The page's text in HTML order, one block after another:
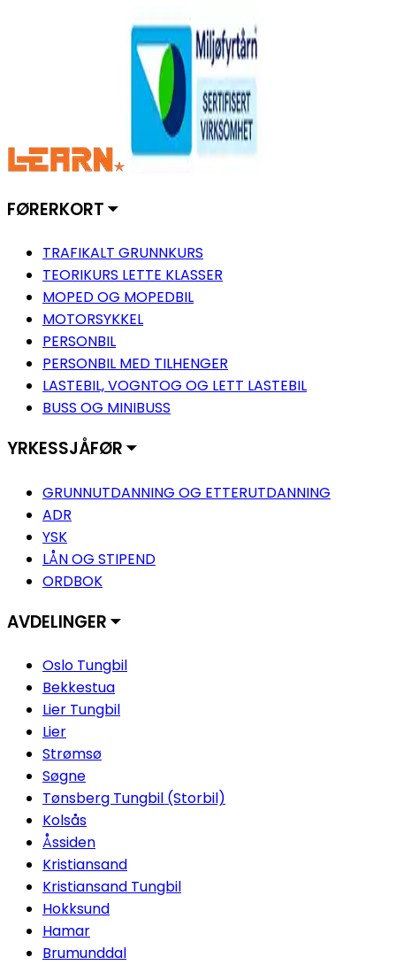
FØRERKORT ⏷
TRAFIKALT GRUNNKURS
TEORIKURS LETTE KLASSER
MOPED OG MOPEDBIL
MOTORSYKKEL
PERSONBIL
PERSONBIL MED TILHENGER
LASTEBIL, VOGNTOG OG LETT LASTEBIL
BUSS OG MINIBUSS
YRKESSJÅFØR ⏷
GRUNNUTDANNING OG ETTERUTDANNING
ADR
YSK
LÅN OG STIPEND
ORDBOK
AVDELINGER ⏷
Oslo Tungbil
Bekkestua
Lier Tungbil
Lier
Strømsø
Søgne
Tønsberg Tungbil (Storbil)
Kolsås
Åssiden
Kristiansand
Kristiansand Tungbil
Hokksund
Hamar
Brumunddal